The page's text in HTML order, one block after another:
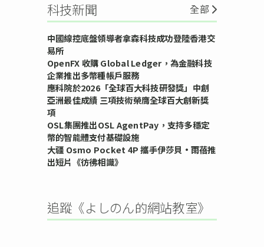
科技新聞 全部
中國線控底盤領導者拿森科技成功登陸香港交
易所
OpenFX 收購 Global Ledger，為金融科技
企業推出多幣種帳戶服務
應科院於2026「全球百大科技研發獎」中創
亞洲最佳成績 三項技術榮膺全球百大創新獎
項
OSL集團推出OSL AgentPay，支持多穩定
幣的智能體支付基礎設施
大疆 Osmo Pocket 4P 攜手伊莎貝•雨蓓推
出短片《彷彿相識》
追蹤《よしのん的網站教室》